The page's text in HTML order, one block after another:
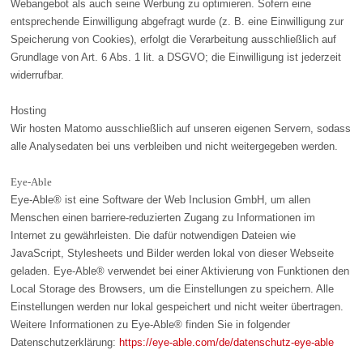
Webangebot als auch seine Werbung zu optimieren. Sofern eine
entsprechende Einwilligung abgefragt wurde (z. B. eine Einwilligung zur
Speicherung von Cookies), erfolgt die Verarbeitung ausschließlich auf
Grundlage von Art. 6 Abs. 1 lit. a DSGVO; die Einwilligung ist jederzeit
widerrufbar.
Hosting
Wir hosten Matomo ausschließlich auf unseren eigenen Servern, sodass
alle Analysedaten bei uns verbleiben und nicht weitergegeben werden.
Eye-Able
Eye-Able® ist eine Software der Web Inclusion GmbH, um allen
Menschen einen barriere-reduzierten Zugang zu Informationen im
Internet zu gewährleisten. Die dafür notwendigen Dateien wie
JavaScript, Stylesheets und Bilder werden lokal von dieser Webseite
geladen. Eye-Able® verwendet bei einer Aktivierung von Funktionen den
Local Storage des Browsers, um die Einstellungen zu speichern. Alle
Einstellungen werden nur lokal gespeichert und nicht weiter übertragen.
Weitere Informationen zu Eye-Able® finden Sie in folgender
Datenschutzerklärung:https://eye-able.com/de/datenschutz-eye-able